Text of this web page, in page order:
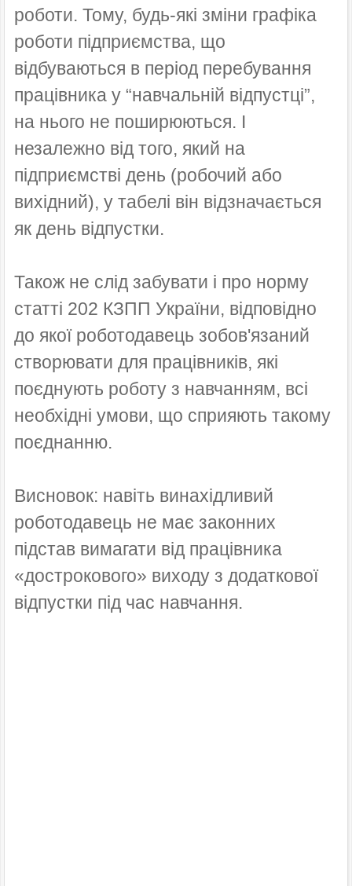
роботи. Тому, будь-які зміни графіка
роботи підприємства, що
відбуваються в період перебування
працівника у “навчальній відпустці”,
на нього не поширюються. І
незалежно від того, який на
підприємстві день (робочий або
вихідний), у табелі він відзначається
як день відпустки.
Також не слід забувати і про норму
статті 202 КЗПП України, відповідно
до якої роботодавець зобов'язаний
створювати для працівників, які
поєднують роботу з навчанням, всі
необхідні умови, що сприяють такому
поєднанню.
Висновок: навіть винахідливий
роботодавець не має законних
підстав вимагати від працівника
«дострокового» виходу з додаткової
відпустки під час навчання.